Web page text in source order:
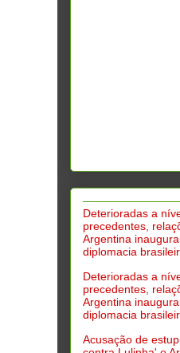
Deterioradas a
precedentes,
Argentina
diplomacia
Deterioradas a
precedentes,
Argentina
diplomacia
Acusação de